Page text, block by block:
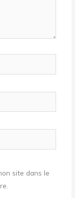
site dans le